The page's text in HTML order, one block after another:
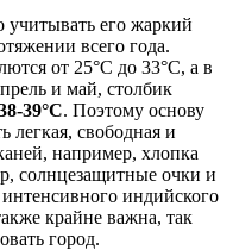
учитывать его жаркий
всего года.
от 25°C до 33°C, а в
и май, столбик
39°C. Поэтому основу
легкая, свободная и
например, хлопка
солнцезащитные очки и
индийского
крайне важна, так
город.